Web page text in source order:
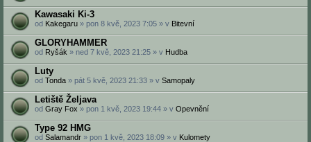
Kawasaki Ki-3
od Kakegaru » pon 8 kvě, 2023 7:05 » v Bitevní
GLORYHAMMER
od Ryšák » ned 7 kvě, 2023 21:25 » v Hudba
Luty
od Tonda » pát 5 kvě, 2023 21:33 » v Samopaly
Letiště Željava
od Gray Fox » pon 1 kvě, 2023 19:44 » v Opevnění
Type 92 HMG
od Salamandr » pon 1 kvě, 2023 18:09 » v Kulomety